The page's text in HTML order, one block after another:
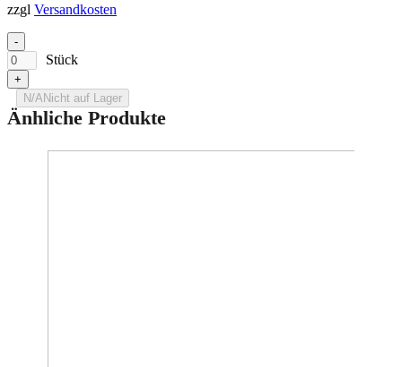
zzgl Versandkosten
-
Stück
+
N/ANicht auf Lager
Änhliche Produkte